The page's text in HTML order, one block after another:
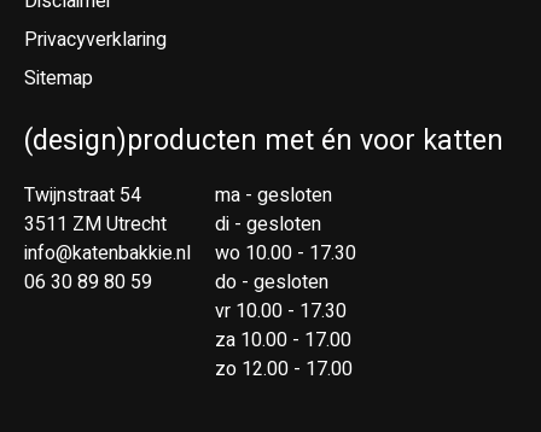
Privacyverklaring
Sitemap
(design)producten met én voor katten
Twijnstraat 54
3511 ZM Utrecht
info@katenbakkie.nl
06 30 89 80 59
ma - gesloten
di - gesloten
wo 10.00 - 17.30
do - gesloten
vr 10.00 - 17.30
za 10.00 - 17.00
zo 12.00 - 17.00